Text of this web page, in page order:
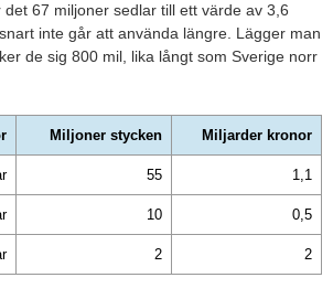
67 miljoner sedlar till ett värde av 3,6
inte går att använda längre. Lägger man
de sig 800 mil, lika långt som Sverige norr
Miljoner stycken Miljarder kronor
55 1,1
10 0,5
2 2